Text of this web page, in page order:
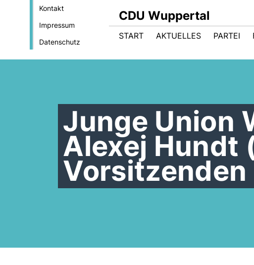
Kontakt
Impressum
Datenschutz
CDU Wuppertal
START AKTUELLES PARTEI
Junge Union
Alexej Hundt
Vorsitzenden